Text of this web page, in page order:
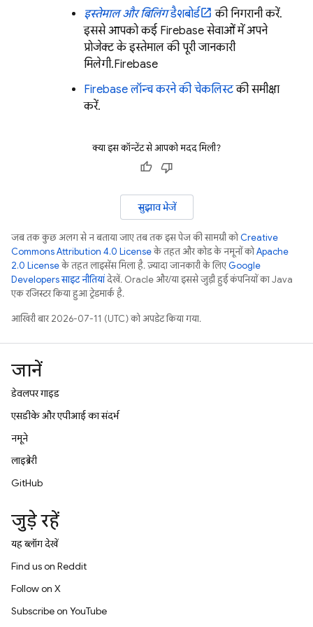
इस्तेमाल और बिलिंगडैशबोर्ड
की निगरानी करें.
इससे आपको कई Firebase सेवाओं में अपने
प्रोजेक्ट के इस्तेमाल की पूरी जानकारी
मिलेगी.Firebase
Firebase लॉन्च करने की चेकलिस्टकी समीक्षा
करें.
क्या इस कॉन्टेंट से आपको मदद मिली?
सुझाव भेजें
जब तक कुछ अलग से न बताया जाए, तब तक इस पेज की सामग्री कोCreative
Commons Attribution 4.0 Licenseके तहत और कोड के नमूनों कोApache
2.0 Licenseके तहत लाइसेंस मिला है. ज़्यादा जानकारी के लिए,Google
Developers साइट नीतियांदेखें. Oracle और/या इससे जुड़ी हुई कंपनियों का, Java
एक रजिस्टर किया हुआ ट्रेडमार्क है.
आखिरी बार 2026-07-11 (UTC) को अपडेट किया गया.
जानें
डेवलपर गाइड
एसडीके और एपीआई का संदर्भ
नमूने
लाइब्रेरी
GitHub
जुड़े रहें
यह ब्लॉग देखें
Find us on Reddit
Follow on X
Subscribe on YouTube